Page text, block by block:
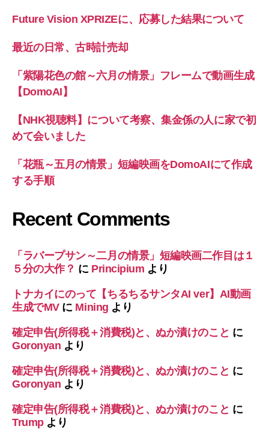
Future Vision XPRIZEに、応募した結果について
最近の日常、古時計売却
「紫陽花色の館～六月の情景」フレームで動画生成
【DomoAI】
【NHK視聴料】について考察、集金係の人に家で初
めて会いました
「花瓶～五月の情景」短編映画をDomoAIにて作成
する手順
Recent Comments
「ラバープサン～二月の情景」短編映画二作目は１
５分の大作？ に Principium より
トナカイにのって【ちるちるサンタAI ver】AI動画
生成でMVに Mining より
確定申告(所得税＋消費税)と、ぬか漬けのこと に
Goronyan より
確定申告(所得税＋消費税)と、ぬか漬けのこと に
Goronyan より
確定申告(所得税＋消費税)と、ぬか漬けのこと に
Trumpより